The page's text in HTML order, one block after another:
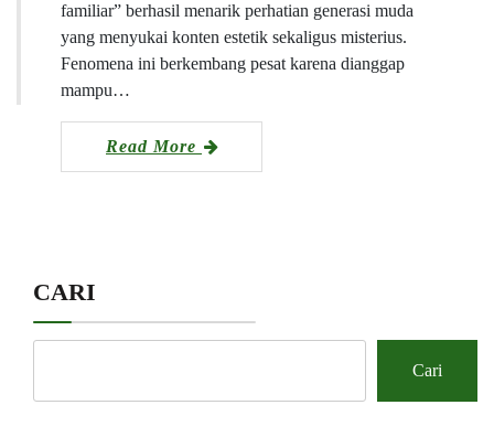
familiar” berhasil menarik perhatian generasi muda
yang menyukai konten estetik sekaligus misterius.
Fenomena ini berkembang pesat karena dianggap
mampu…
Read More
CARI
Cari